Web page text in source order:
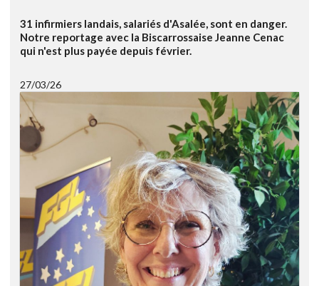
31 infirmiers landais, salariés d'Asalée, sont en danger.
Notre reportage avec la Biscarrossaise Jeanne Cenac
qui n'est plus payée depuis février.
27/03/26